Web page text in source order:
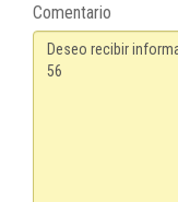
Comentario